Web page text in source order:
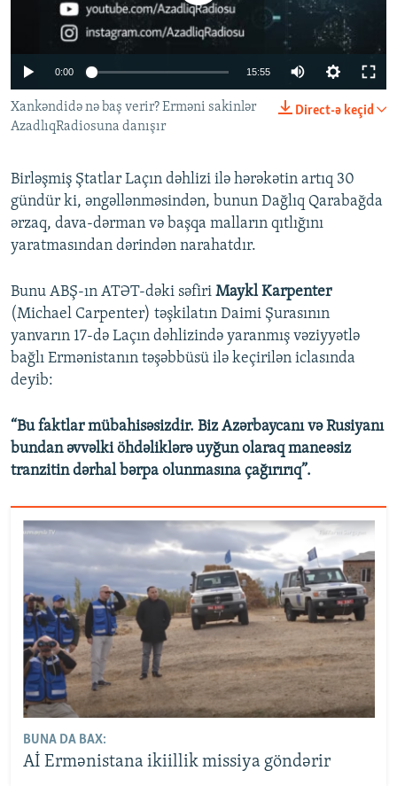
İNFOQRAFIKA
AZƏRBAYCAN ƏDƏBIYYATI KITABXANASI
İSLAM VƏ DEMOKRATIYA
İZ - MƏDƏNIYYƏT PROQRAMI
MISSIYAMIZ
PEŞƏ ETIKASI VƏ JURNALISTIKA STANDARTLARIMIZ
MATERIALLARIMIZDAN ISTIFADƏ
AZADLIQRADIOSU MOBIL TELEFONUNUZDA
XƏBƏR BÜLLETENLƏRIMIZ
BIZI IZLƏ
RFE/RL-in bütün saytları
Auto 240p 360p 480p
720p 1080p
0:00 15:55
1080p
Direct-ə keçid
Xankəndidə nə baş verir? Erməni sakinlər
AzadlıqRadiosuna danışır
Birləşmiş Ştatlar Laçın dəhlizi ilə hərəkətin artıq 30
gündür ki, əngəllənməsindən, bunun Dağlıq Qarabağda
ərzaq, dava-dərman və başqa malların qıtlığını
yaratmasından dərindən narahatdır.
Bunu ABŞ-ın ATƏT-dəki səfiri Maykl Karpenter
(Michael Carpenter) təşkilatın Daimi Şurasının
yanvarın 17-də Laçın dəhlizində yaranmış vəziyyətlə
bağlı Ermənistanın təşəbbüsü ilə keçirilən iclasında
deyib:
“Bu faktlar mübahisəsizdir. Biz Azərbaycanı və Rusiyanı
bundan əvvəlki öhdəliklərə uyğun olaraq maneəsiz
tranzitin dərhal bərpa olunmasına çağırırıq”.
BUNA DA BAX:
Aİ Ermənistana ikiillik missiya göndərir